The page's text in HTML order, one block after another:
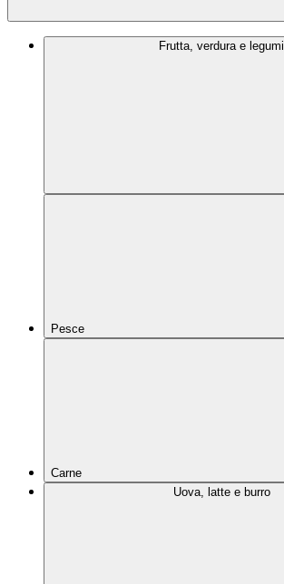
Frutta, verdura e legumi
Pesce
Carne
Uova, latte e burro